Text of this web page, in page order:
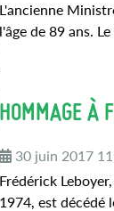
L'ancienne
l'âge de 89 ans.
HOMMAGE À
30 juin 2017
Frédérick
1974, est décédé